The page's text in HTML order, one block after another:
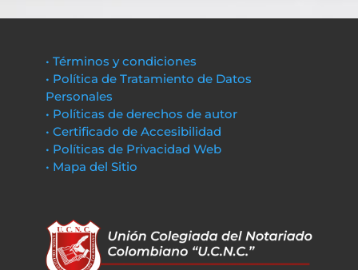
• Términos y condiciones
• Política de Tratamiento de Datos
Personales
• Políticas de derechos de autor
• Certificado de Accesibilidad
• Políticas de Privacidad Web
• Mapa del Sitio